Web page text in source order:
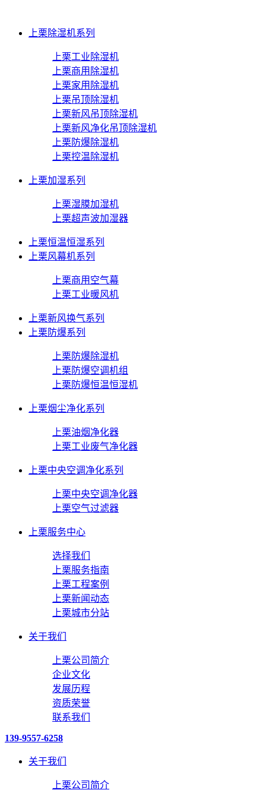
上栗除湿机系列
上栗工业除湿机
上栗商用除湿机
上栗家用除湿机
上栗吊顶除湿机
上栗新风吊顶除湿机
上栗新风净化吊顶除湿机
上栗防爆除湿机
上栗控温除湿机
上栗加湿系列
上栗湿膜加湿机
上栗超声波加湿器
上栗恒温恒湿系列
上栗风幕机系列
上栗商用空气幕
上栗工业暖风机
上栗新风换气系列
上栗防爆系列
上栗防爆除湿机
上栗防爆空调机组
上栗防爆恒温恒湿机
上栗烟尘净化系列
上栗油烟净化器
上栗工业废气净化器
上栗中央空调净化系列
上栗中央空调净化器
上栗空气过滤器
上栗服务中心
选择我们
上栗服务指南
上栗工程案例
上栗新闻动态
上栗城市分站
关于我们
上栗公司简介
企业文化
发展历程
资质荣誉
联系我们
139-9557-6258
关于我们
上栗公司简介